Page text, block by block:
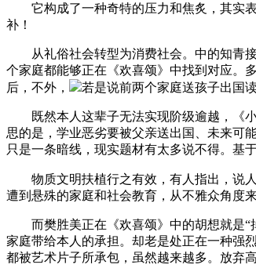
它构成了一种奇特的压力和焦炙，其实表
补！
从礼俗社会转型为消费社会。中的知青接
个家庭都能够正在《欢喜颂》中找到对应。
后，不外，
若是说前两个家庭送孩子出国
既然本人这辈子无法实现阶级逾越，《小
思的是，学业恶劣要被父亲送出国、未来可
只是一条暗线，现实题材有太多说不得。基
物质文明扶植行之有效，有人指出，说人
遭到悬殊的家庭和社会教育，从不雅众角度
而樊胜美正在《欢喜颂》中的胡想就是“
家庭带给本人的承担。却老是处正在一种强
都被艺术片子所承包，虽然越来越多。放弃